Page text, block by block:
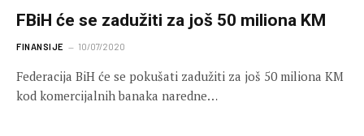
FBiH će se zadužiti za još 50 miliona KM
FINANSIJE 10/07/2020
Federacija BiH će se pokušati zadužiti za još 50 miliona KM
kod komercijalnih banaka naredne…